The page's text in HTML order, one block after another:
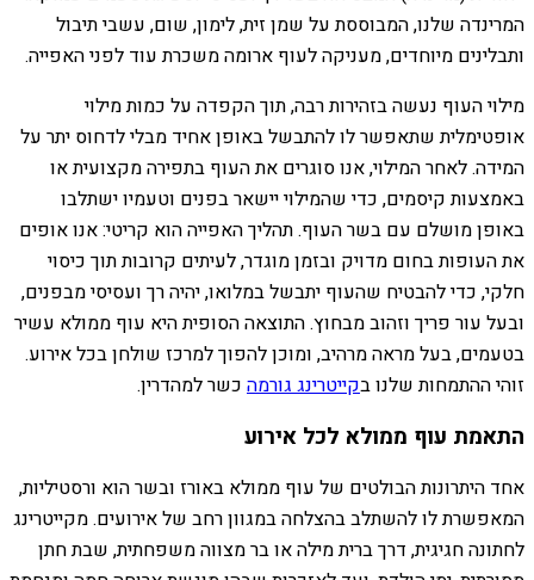
המרינדה שלנו, המבוססת על שמן זית, לימון, שום, עשבי תיבול
ותבלינים מיוחדים, מעניקה לעוף ארומה משכרת עוד לפני האפייה.
מילוי העוף נעשה בזהירות רבה, תוך הקפדה על כמות מילוי
אופטימלית שתאפשר לו להתבשל באופן אחיד מבלי לדחוס יתר על
המידה. לאחר המילוי, אנו סוגרים את העוף בתפירה מקצועית או
באמצעות קיסמים, כדי שהמילוי יישאר בפנים וטעמיו ישתלבו
באופן מושלם עם בשר העוף. תהליך האפייה הוא קריטי: אנו אופים
את העופות בחום מדויק ובזמן מוגדר, לעיתים קרובות תוך כיסוי
חלקי, כדי להבטיח שהעוף יתבשל במלואו, יהיה רך ועסיסי מבפנים,
ובעל עור פריך וזהוב מבחוץ. התוצאה הסופית היא עוף ממולא עשיר
בטעמים, בעל מראה מרהיב, ומוכן להפוך למרכז שולחן בכל אירוע.
זוהי ההתמחות שלנו בקייטרינג גורמה כשר למהדרין.
התאמת עוף ממולא לכל אירוע
אחד היתרונות הבולטים של עוף ממולא באורז ובשר הוא ורסטיליות,
המאפשרת לו להשתלב בהצלחה במגוון רחב של אירועים. מקייטרינג
לחתונה חגיגית, דרך ברית מילה או בר מצווה משפחתית, שבת חתן